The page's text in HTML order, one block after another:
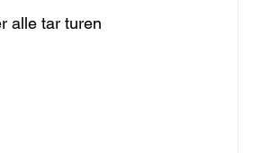
alle tar turen